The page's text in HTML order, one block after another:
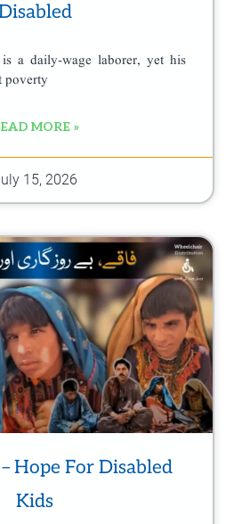
a daily-wage laborer, yet his
poverty
MORE »
15, 2026
Hope For Disabled
Kids